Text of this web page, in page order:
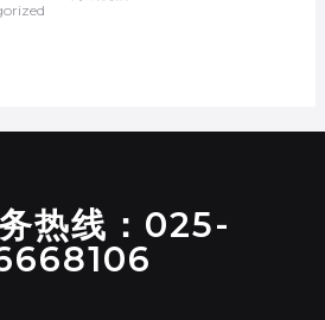
热线：025-